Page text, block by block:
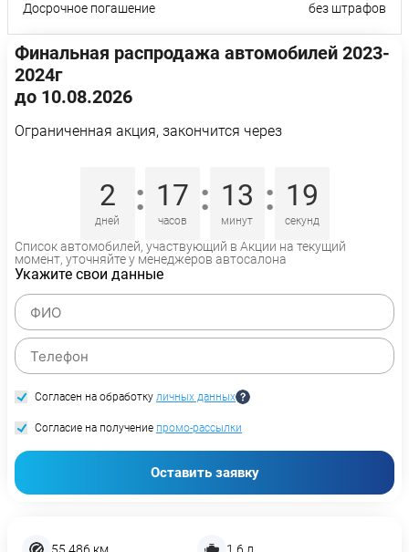
Досрочное погашение
без штрафов
Финальная распродажа автомобилей 2023-
2024г
до 10.08.2026
Ограниченная акция, закончится через
2
дней
: 17
часов
: 13
минут
: 18
секунд
Список автомобилей, участвующий в Акции на текущий
момент, уточняйте у менеджеров автосалона
Укажите свои данные
Согласен на обработку личных данных
Согласие на получение промо-рассылки
Оставить заявку